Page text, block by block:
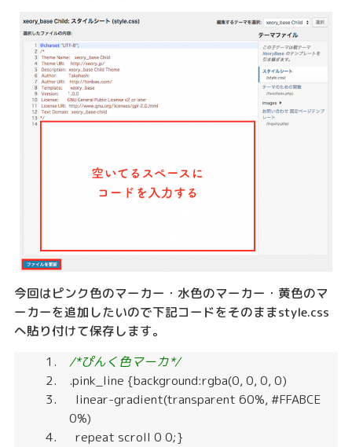
今回はピンク色のマーカー・水色のマーカー・黄色のマ
ーカーを追加したいので下記コードをそのままstyle.css
へ貼り付けて保存します。
/*ぴんく色マーカ*/
.pink_line {background:rgba(0, 0, 0, 0)
linear-gradient(transparent 60%, #FFABCE
0%)
repeat scroll 0 0;}